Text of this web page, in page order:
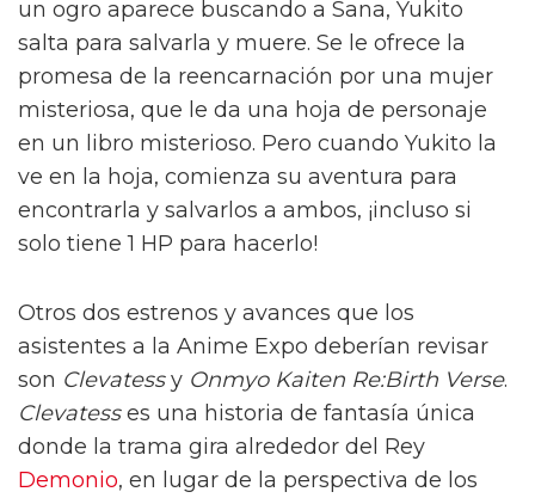
un ogro aparece buscando a Sana, Yukito
salta para salvarla y muere. Se le ofrece la
promesa de la reencarnación por una mujer
misteriosa, que le da una hoja de personaje
en un libro misterioso. Pero cuando Yukito la
ve en la hoja, comienza su aventura para
encontrarla y salvarlos a ambos, ¡incluso si
solo tiene 1 HP para hacerlo!
Otros dos estrenos y avances que los
asistentes a la Anime Expo deberían revisar
son Clevatessy Onmyo Kaiten Re:Birth Verse.
Clevatesses una historia de fantasía única
donde la trama gira alrededor del Rey
Demonio, en lugar de la perspectiva de los